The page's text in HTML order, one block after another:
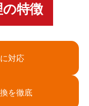
特徴
対応
を徹底